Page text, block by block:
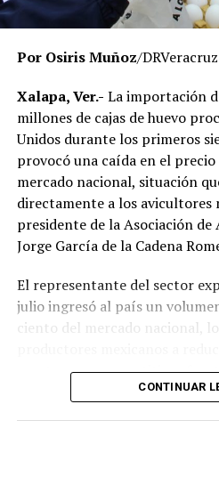
momento no existe una
responsabilidades individuales.
señalaron que un grupo de
su inconformidad con el
considerar que las
intereses al interior de la
De acuerdo con esos
comoMovimiento Estatal
públicamente por Verónica
Ivette Lara Barradas, Roberto
Sierra, ha cuestionado las
autoridades universitarias y
informado la conclusión de las
emisión de sanciones o
Por Osiris Muñoz/DRVeracruz
Xalapa, Ver.- La importación
millones de cajas de huevo
Unidos durante los primeros
provocó una caída en el
mercado nacional, situación
directamente a los avicultores
presidente de la Asociación de
Jorge García de la Cadena
El representante del sector
julio ingresó al país un
ciento del mercado nacional, lo
mantenerse competitivos
CONTINUAR